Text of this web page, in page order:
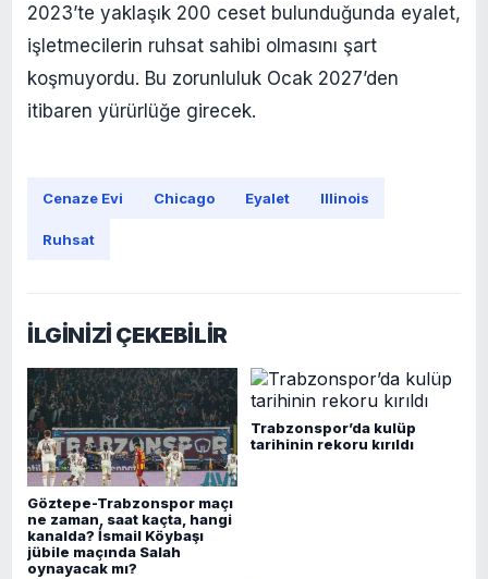
2023’te yaklaşık 200 ceset bulunduğunda eyalet,
işletmecilerin ruhsat sahibi olmasını şart
koşmuyordu. Bu zorunluluk Ocak 2027’den
itibaren yürürlüğe girecek.
Cenaze Evi Chicago Eyalet Illinois
Ruhsat
İLGİNİZİ ÇEKEBİLİR
Göztepe-Trabzonspor maçı
ne zaman, saat kaçta, hangi
kanalda? İsmail Köybaşı
jübile maçında Salah
oynayacak mı?
Trabzonspor’da kulüp
tarihinin rekoru kırıldı